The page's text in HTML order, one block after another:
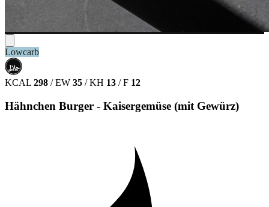
Lowcarb
حلال
HALAL
KCAL 298 / EW 35 / KH 13 / F 12
Hähnchen Burger - Kaisergemüse (mit Gewürz)